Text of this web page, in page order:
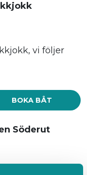
vi följer
BOKA BÅT
Söderut